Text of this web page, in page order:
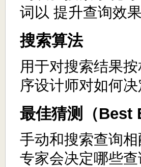
词以 提升查询效果
搜索算法
用于对搜索结果
序设计师对如何
最佳猜测（Best
手动和搜索查询
专家会决定哪些